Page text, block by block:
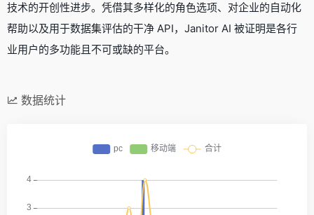
技术的开创性进步。凭借其多样化的角色选项、对企业的自动化
帮助以及用于数据集评估的干净 API，Janitor AI 被证明是各行
业用户的多功能且不可或缺的平台。
数据统计